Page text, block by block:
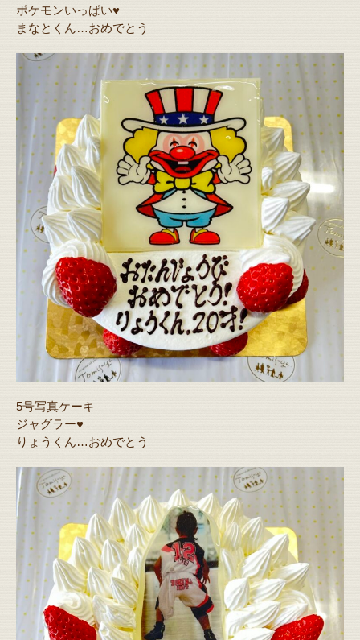
ポケモンいっぱい♥️
まなとくん…おめでとう
5号写真ケーキ
ジャグラー♥️
りょうくん…おめでとう